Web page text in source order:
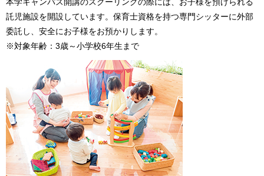
託児施設を開設しています。保育士資格を持つ専門シッターに外部
委託し、安全にお子様をお預かりします。
※対象年齢：3歳～小学校6年生まで